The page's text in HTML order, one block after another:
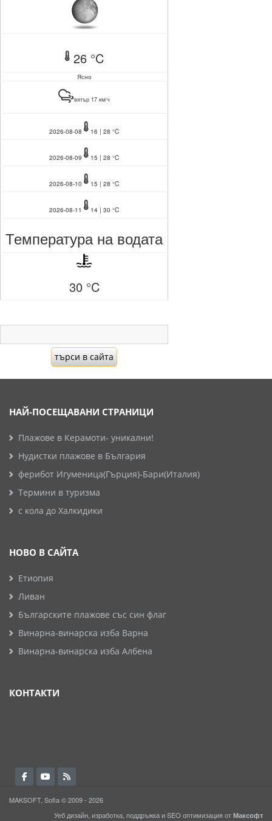
26 °C
Ясно
вятър 17 км/ч
2026-08-08 16 | 28 °C
2026-08-09 15 | 28 °C
2026-08-10 15 | 28 °C
2026-08-11 14 | 30 °C
Температура на водата
30 °C
НАЙ-ПОСЕЩАВАНИ СТРАНИЦИ
Плажове в Керамоти- уникални!
Нудистки плажове в България
ферибот Игуменица(Гърция)-Бари(Италия)
Термини в туризма
с кола до Халкидики
НОВО В САЙТА
Етиопия
Ливан
Българските плажове със син флаг
Винарна-винарска изба Варна
Винарна-винарска изба Албена
КОНТАКТИ
MAKSOFT, Sofia © 2009 - 2026
Уеб дизайн, изработка, поддръжка иSEO оптимизация от Максофт